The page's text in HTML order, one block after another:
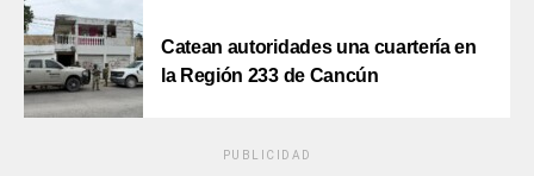
Catean autoridades una cuartería en
la Región 233 de Cancún
PUBLICIDAD